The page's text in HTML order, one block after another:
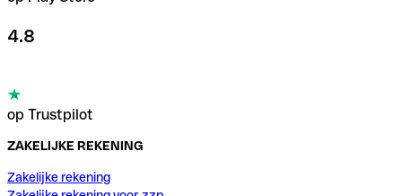
4.8
op Trustpilot
ZAKELIJKE REKENING
Zakelijke rekening